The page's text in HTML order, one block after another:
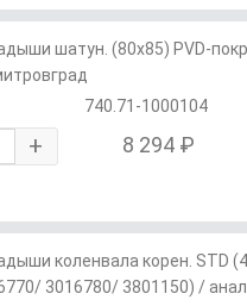
шатун. (80х85) PVD-
740.71-1000104
+ 8 294 ₽
коленвала корен. STD
3016780/ 3801150) /